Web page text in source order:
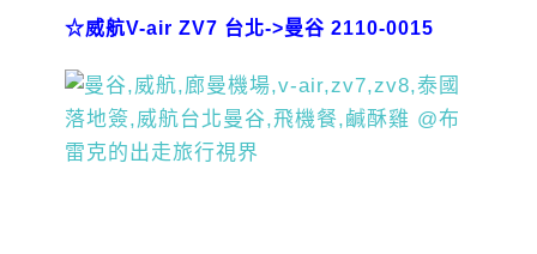
☆威航V-air ZV7 台北->曼谷 2110-0015